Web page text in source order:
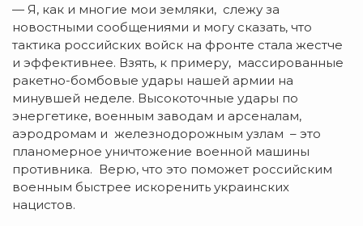
— Я, как и многие мои земляки, слежу за
новостными сообщениями и могу сказать, что
тактика российских войск на фронте стала жестче
и эффективнее. Взять, к примеру, массированные
ракетно-бомбовые удары нашей армии на
минувшей неделе. Высокоточные удары по
энергетике, военным заводам и арсеналам,
аэродромам и железнодорожным узлам – это
планомерное уничтожение военной машины
противника. Верю, что это поможет российским
военным быстрее искоренить украинских
нацистов.